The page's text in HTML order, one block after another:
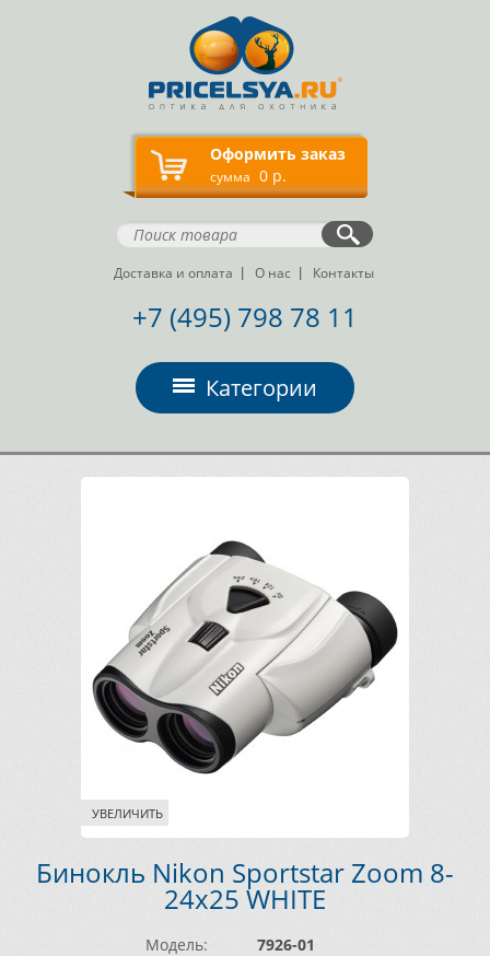
Оформить заказ
сумма 0 р.
Доставка и оплата О нас Контакты
+7 (495) 798 78 11
Категории
УВЕЛИЧИТЬ
Бинокль Nikon Sportstar Zoom 8-
24х25 WHITE
Модель: 7926-01